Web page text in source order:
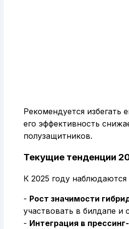
Рекомендуется избегать
его эффективность
полузащитников.
Текущие тенденции
К 2025 году
- Рост значимости
участвовать в билдапе и
- Интеграция в